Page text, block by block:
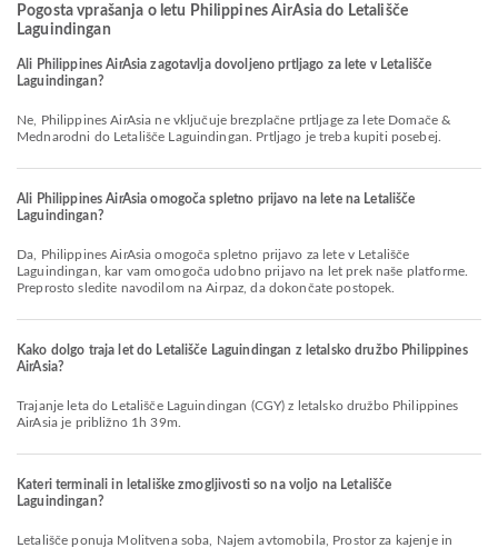
Pogosta vprašanja o letu Philippines AirAsia do Letališče
Laguindingan
Ali Philippines AirAsia zagotavlja dovoljeno prtljago za lete v Letališče
Laguindingan?
Ne, Philippines AirAsia ne vključuje brezplačne prtljage za lete Domače &
Mednarodni do Letališče Laguindingan. Prtljago je treba kupiti posebej.
Ali Philippines AirAsia omogoča spletno prijavo na lete na Letališče
Laguindingan?
Da, Philippines AirAsia omogoča spletno prijavo za lete v Letališče
Laguindingan, kar vam omogoča udobno prijavo na let prek naše platforme.
Preprosto sledite navodilom na Airpaz, da dokončate postopek.
Kako dolgo traja let do Letališče Laguindingan z letalsko družbo Philippines
AirAsia?
Trajanje leta do Letališče Laguindingan (CGY) z letalsko družbo Philippines
AirAsia je približno 1h 39m.
Kateri terminali in letališke zmogljivosti so na voljo na Letališče
Laguindingan?
Letališče ponuja Molitvena soba, Najem avtomobila, Prostor za kajenje in